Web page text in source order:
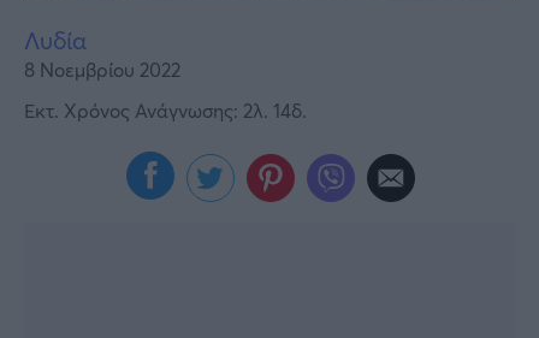
Λυδία
8 Νοεμβρίου 2022
Εκτ. Χρόνος Ανάγνωσης: 2λ. 14δ.